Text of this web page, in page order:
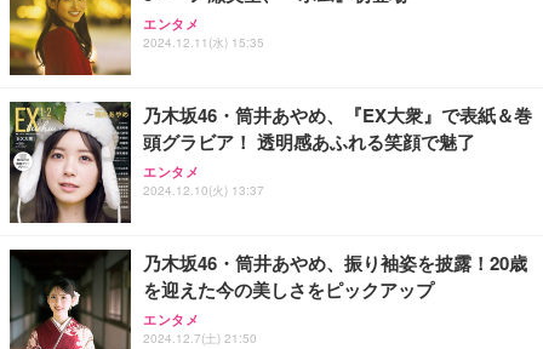
エンタメ
2024.12.11(水) 15:35
乃木坂46・筒井あやめ、『EX大衆』で表紙＆巻
頭グラビア！ 透明感あふれる笑顔で魅了
エンタメ
2024.12.10(火) 13:37
乃木坂46・筒井あやめ、振り袖姿を披露！20歳
を迎えた今の美しさをピックアップ
エンタメ
2024.12.7(土) 21:50